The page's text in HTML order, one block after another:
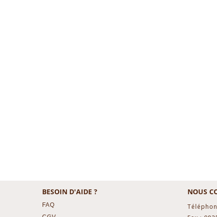
BESOIN D'AIDE ?
FAQ
NOUS